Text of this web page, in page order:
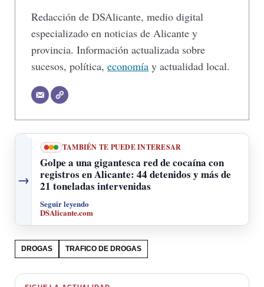
Redacción de DSAlicante, medio digital
especializado en noticias de Alicante y
provincia. Información actualizada sobre
sucesos, política, economía y actualidad local.
→
TAMBIÉN TE PUEDE INTERESAR
Golpe a una gigantesca red de cocaína con
registros en Alicante: 44 detenidos y más de
21 toneladas intervenidas
Seguir leyendo
DSAlicante.com
DROGAS TRAFICO DE DROGAS